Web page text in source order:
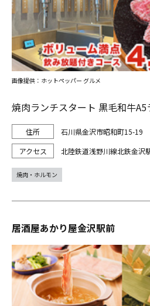
焼肉ランチスタート 黒毛和牛A5
石川県金沢市昭和町15-19
北陸鉄道浅野川線北鉄金沢
画像提供：ホットペッパー グルメ
焼肉・ホルモン
居酒屋あかり屋金沢駅前